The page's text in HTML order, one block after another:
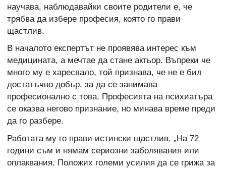
научава, наблюдавайки своите родители е, че
трябва да избере професия, която го прави
щастлив.
В началото експертът не проявява интерес към
медицината, а мечтае да стане актьор. Въпреки че
много му е харесвало, той признава, че не е бил
достатъчно добър, за да се занимава
професионално с това. Професията на психиатъра
се оказва негово признание, но минава време преди
да го разбере.
Работата му го прави истински щастлив. „На 72
години съм и нямам сериозни заболявания или
оплаквания. Положих големи усилия да се грижа за